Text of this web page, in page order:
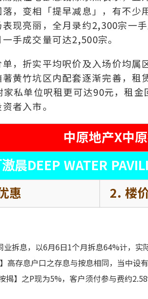
，变相「提早减息」，有不少
现亮丽，全月录约2,300宗一
手成交量可达2,500宗。
，折实平均呎价及入场价均
黄竹坑区内配套逐渐完善，租
私单位呎租更可达90元，租
者入市。
中原地产X中
滶晨DEEP WATER
惠 2. 楼
拆息，以6月6日1个月拆息64%计，实
高存息户口之存息与按息相同，当中设有
揭】之P现为5%，客户须付参与费约